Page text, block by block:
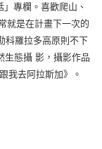
專欄。喜歡爬山、
就是在計畫下一次的
科羅拉多高原則不下
生態攝 影，攝影作品
我去阿拉斯加》。